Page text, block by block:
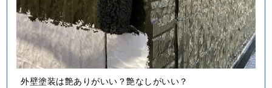
外壁塗装は艶ありがいい？艶なしがいい？